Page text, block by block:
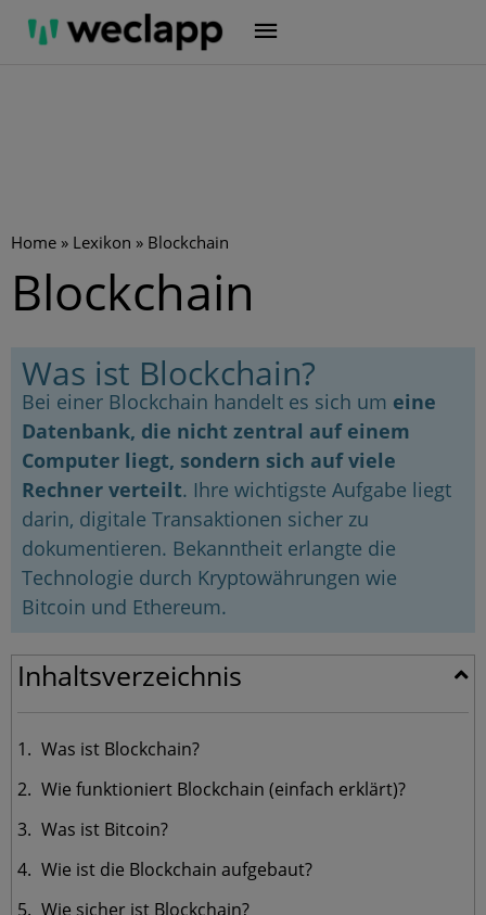
Zum
Inhalt
Home » Lexikon » Blockchain
Blockchain
Was ist Blockchain?
Bei einer Blockchain handelt es sich um eine
Datenbank, die nicht zentral auf einem
Computer liegt, sondern sich auf viele
Rechner verteilt. Ihre wichtigste Aufgabe liegt
darin, digitale Transaktionen sicher zu
dokumentieren. Bekanntheit erlangte die
Technologie durch Kryptowährungen wie
Bitcoin und Ethereum.
Inhaltsverzeichnis
Was ist Blockchain?
Wie funktioniert Blockchain (einfach erklärt)?
Was ist Bitcoin?
Wie ist die Blockchain aufgebaut?
Wie sicher ist Blockchain?